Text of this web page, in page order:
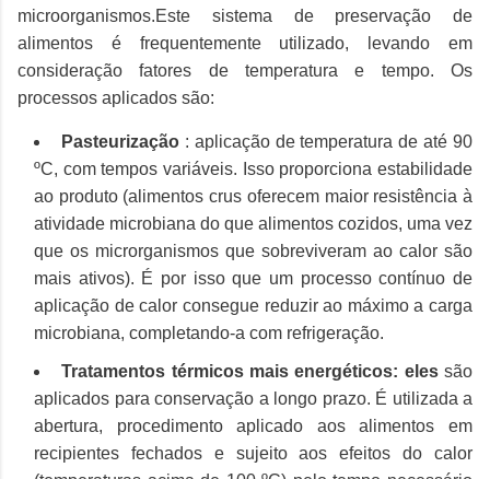
microorganismos.Este sistema de preservação de
alimentos é frequentemente utilizado, levando em
consideração fatores de temperatura e tempo. Os
processos aplicados são:
Pasteurização: aplicação de temperatura de até 90
ºC, com tempos variáveis. Isso proporciona estabilidade
ao produto (alimentos crus oferecem maior resistência à
atividade microbiana do que alimentos cozidos, uma vez
que os microrganismos que sobreviveram ao calor são
mais ativos). É por isso que um processo contínuo de
aplicação de calor consegue reduzir ao máximo a carga
microbiana, completando-a com refrigeração.
Tratamentos térmicos mais energéticos: elessão
aplicados para conservação a longo prazo. É utilizada a
abertura, procedimento aplicado aos alimentos em
recipientes fechados e sujeito aos efeitos do calor